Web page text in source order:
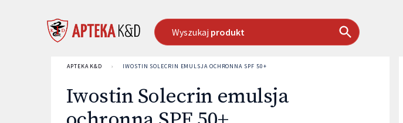
Wyszukaj produkt
APTEKA K&D › IWOSTIN SOLECRIN EMULSJA OCHRONNA SPF 50+
Iwostin Solecrin emulsja